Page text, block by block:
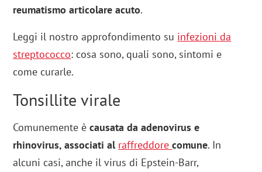
reumatismo articolare acuto.
Leggi il nostro approfondimento su infezioni da
streptococco: cosa sono, quali sono, sintomi e
come curarle.
Tonsillite virale
Comunemente ècausata da adenovirus e
rhinovirus, associati al raffreddorecomune. In
alcuni casi, anche il virus di Epstein-Barr,